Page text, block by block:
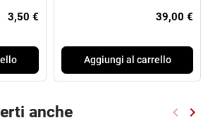
3,50 € 39,00 €
Aggiungi al carrello
anche keyboard_arrow_left keyboard_arrow_right